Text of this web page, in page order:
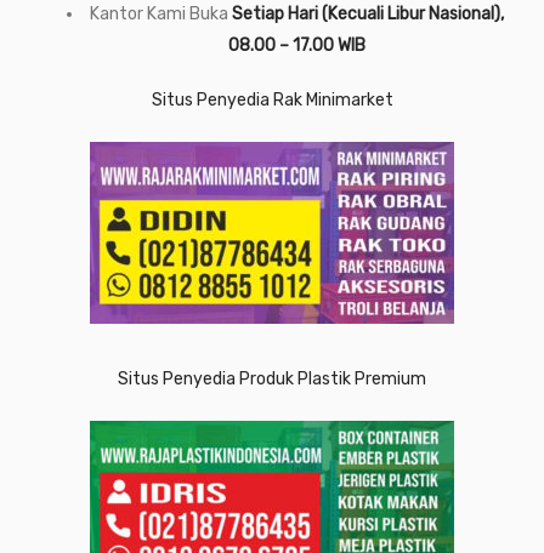
Kantor Kami Buka Setiap Hari (Kecuali Libur Nasional),
08.00 – 17.00 WIB
Situs Penyedia Rak Minimarket
Situs Penyedia Produk Plastik Premium